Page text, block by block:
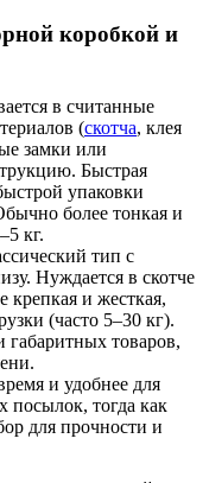
коробкой и
в считанные
(скотча, клея
замки или
Быстрая
упаковки
более тонкая и
кг.
тип с
Нуждается в скотче
крепкая и жесткая,
(часто 5–30 кг).
товаров,
и удобнее для
посылок, тогда как
для прочности и